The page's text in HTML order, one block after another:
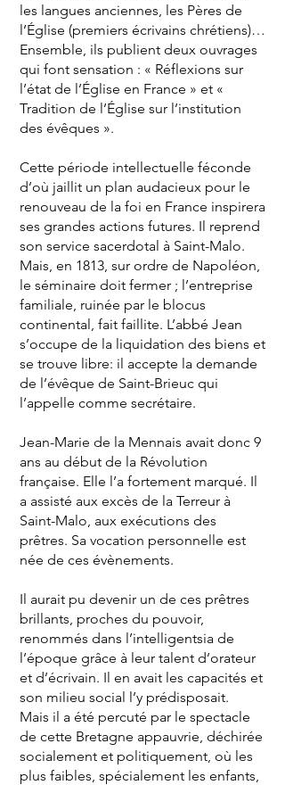
les langues anciennes, les Pères de
l’Église (premiers écrivains chrétiens)…
Ensemble, ils publient deux ouvrages
qui font sensation : « Réflexions sur
l’état de l’Église en France » et «
Tradition de l’Église sur l’institution
des évêques ».
Cette période intellectuelle féconde
d’où jaillit un plan audacieux pour le
renouveau de la foi en France inspirera
ses grandes actions futures. Il reprend
son service sacerdotal à Saint-Malo.
Mais, en 1813, sur ordre de Napoléon,
le séminaire doit fermer ; l’entreprise
familiale, ruinée par le blocus
continental, fait faillite. L’abbé Jean
s’occupe de la liquidation des biens et
se trouve libre: il accepte la demande
de l’évêque de Saint-Brieuc qui
l’appelle comme secrétaire.
Jean-Marie de la Mennais avait donc 9
ans au début de la Révolution
française. Elle l’a fortement marqué. Il
a assisté aux excès de la Terreur à
Saint-Malo, aux exécutions des
prêtres. Sa vocation personnelle est
née de ces évènements.
Il aurait pu devenir un de ces prêtres
brillants, proches du pouvoir,
renommés dans l’intelligentsia de
l’époque grâce à leur talent d’orateur
et d’écrivain. Il en avait les capacités et
son milieu social l’y prédisposait.
Mais il a été percuté par le spectacle
de cette Bretagne appauvrie, déchirée
socialement et politiquement, où les
plus faibles, spécialement les enfants,